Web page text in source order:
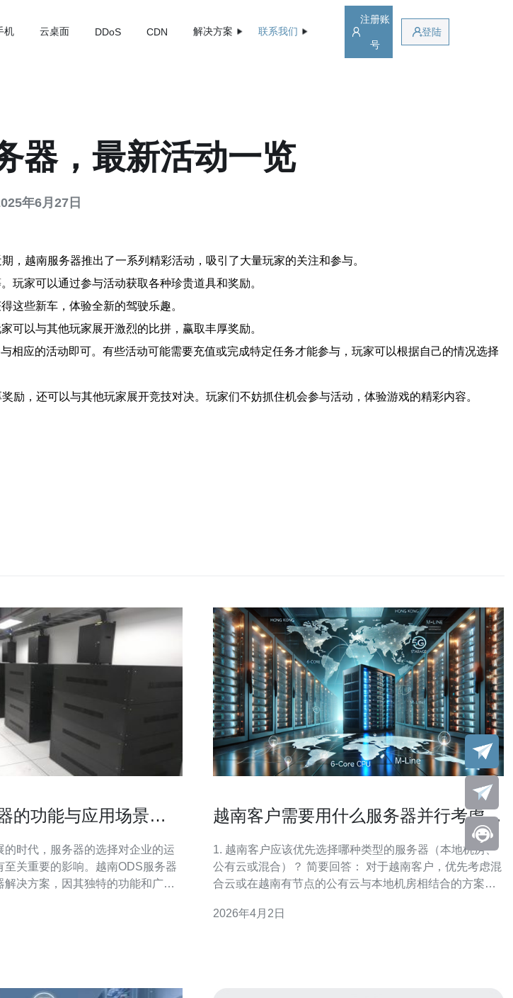
机 云桌面 DDoS CDN 解决方案 联系我们
注册账
号
登陆
器，最新活动一览
年6月27日
越南服务器推出了一系列精彩活动，吸引了大量玩家的关注和参与。
玩家可以通过参与活动获取各种珍贵道具和奖励。
这些新车，体验全新的驾驶乐趣。
可以与其他玩家展开激烈的比拼，赢取丰厚奖励。
应的活动即可。有些活动可能需要充值或完成特定任务才能参与，玩家可以根据自己的情况选择
，还可以与其他玩家展开竞技对决。玩家们不妨抓住机会参与活动，体验游戏的精彩内容。
的功能与应用场景探
的时代，服务器的选择对企业的运
至关重要的影响。越南ODS服务器
决方案，因其独特的功能和广泛
场景，为您提供参考。 首先，越
越南客户需要用什么服务器并行考虑备
1. 越南客户应该优先选择哪种类型的服务器（本地机房、
公有云或混合）？ 简要回答： 对于越南客户，优先考虑混
合云或在越南有节点的公有云与本地机房相结合的方案。
选择的关键因素： 1) 业务延迟要求；2) 数据主权与合规；
2026年4月2日